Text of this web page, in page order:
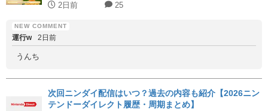
2日前 25
運行w 2日前
うんち
次回ニンダイ配信はいつ？過去の内容も紹介【2026ニン
テンドーダイレクト履歴・周期まとめ】